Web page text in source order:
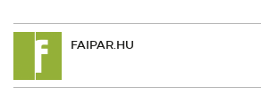
FAIPAR.HU